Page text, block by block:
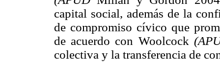
capital social, además de la
de compromiso cívico que
de acuerdo con Woolcock
colectiva y la transferencia de